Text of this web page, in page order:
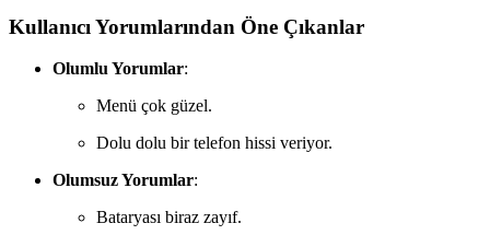
Kullanıcı Yorumlarından Öne Çıkanlar
Olumlu Yorumlar:
Menü çok güzel.
Dolu dolu bir telefon hissi veriyor.
Olumsuz Yorumlar:
Bataryası biraz zayıf.